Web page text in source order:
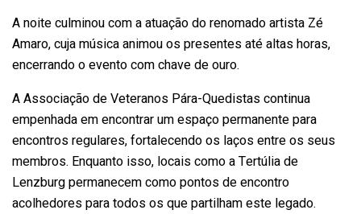
A noite culminou com a atuação do renomado artista Zé
Amaro, cuja música animou os presentes até altas horas,
encerrando o evento com chave de ouro.
A Associação de Veteranos Pára-Quedistas continua
empenhada em encontrar um espaço permanente para
encontros regulares, fortalecendo os laços entre os seus
membros. Enquanto isso, locais como a Tertúlia de
Lenzburg permanecem como pontos de encontro
acolhedores para todos os que partilham este legado.